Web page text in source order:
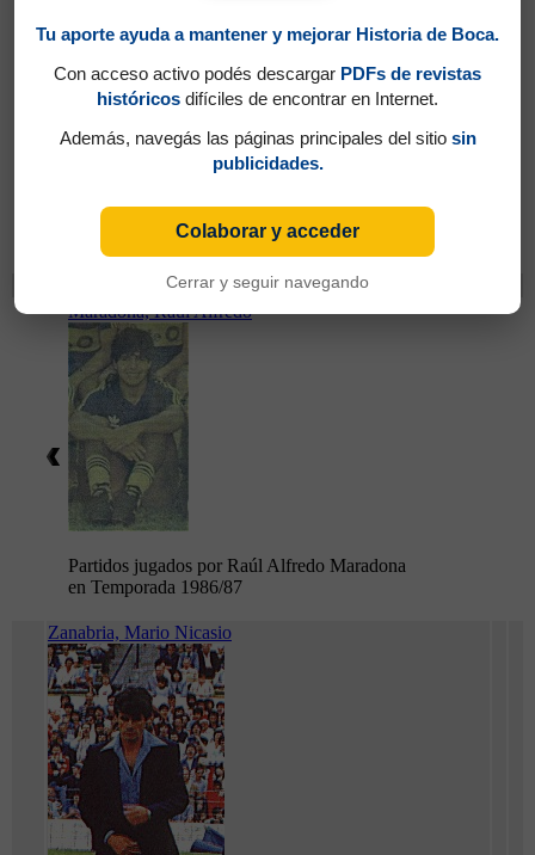
Partidos jugados por Jorge Alberto Comas
en Temporada 1986/87
Cambios
Maradona, Raúl Alfredo
Partidos jugados por Raúl Alfredo Maradona
en Temporada 1986/87
Zanabria, Mario Nicasio
Tu aporte ayuda a mantener y mejorar Historia de Boca.
Con acceso activo podés descargar PDFs de revistas
históricos difíciles de encontrar en Internet.
Además, navegás las páginas principales del sitio sin
publicidades.
Colaborar y acceder
Cerrar y seguir navegando